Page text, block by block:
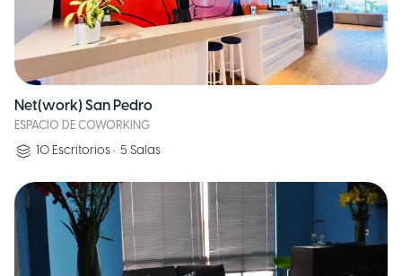
Net(work) San Pedro
ESPACIO DE COWORKING
10 Escritorios • 5 Salas